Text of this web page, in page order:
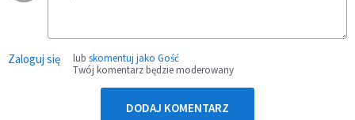
Zaloguj się lub skomentuj jako Gość
Twój komentarz będzie moderowany
DODAJ KOMENTARZ